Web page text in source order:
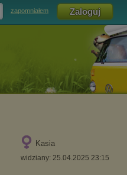
zapomniałem
Kasia
widziany: 25.04.2025 23:15